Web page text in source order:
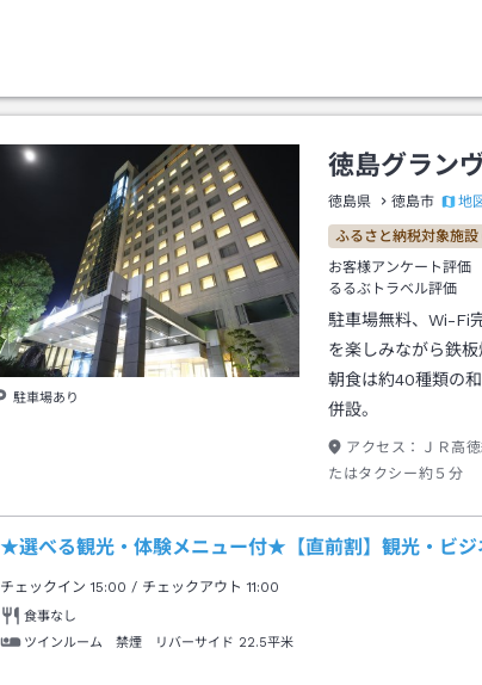
駐車場あり
徳島グラン
徳島県 徳島市 地
ふるさと納税対象施設
お客様アンケート評価
るるぶトラベル評価
駐車場無料、Wi-Fi
を楽しみながら鉄
朝食は約40種類の
併設。
アクセス：
ＪＲ高
たはタクシー約５分
★選べる観光・体験メニュー付★【直前割】観光・ビ
チェックイン15:00 / チェックアウト 11:00
食事なし
ツインルーム 禁煙 リバーサイド 22.5平米